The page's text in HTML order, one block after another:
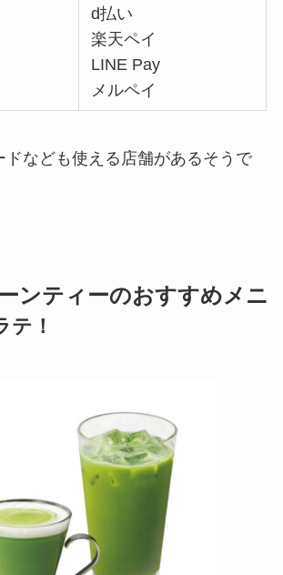
d払い
楽天ペイ
LINE Pay
メルペイ
ドなども使える店舗があるそうで
ンティーのおすすめメニ
テ！